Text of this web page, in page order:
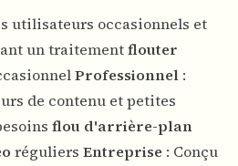
utilisateurs occasionnels et
un traitementflouter
Professionnel :
de contenu et petites
flou d'arrière-plan
réguliers Entreprise : Conçu